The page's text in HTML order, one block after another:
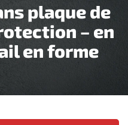
plaque de
– en
en forme